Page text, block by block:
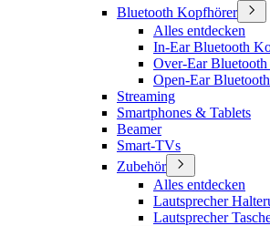
Bluetooth Kopfhörer
Alles entdecken
In-Ear Bluetooth
Over-Ear
Open-Ear
Streaming
Smartphones & Tablets
Beamer
Smart-TVs
Zubehör
Alles entdecken
Lautsprecher
Lautsprecher